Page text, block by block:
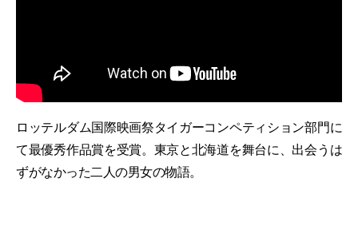
ロッテルダム国際映画祭タイガーコンペティション部門に
て最優秀作品賞を受賞。東京と北海道を舞台に、出会うは
ずがなかった二人の男女の物語。